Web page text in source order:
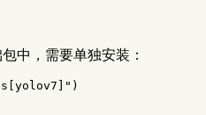
中，需要单独安装：
)